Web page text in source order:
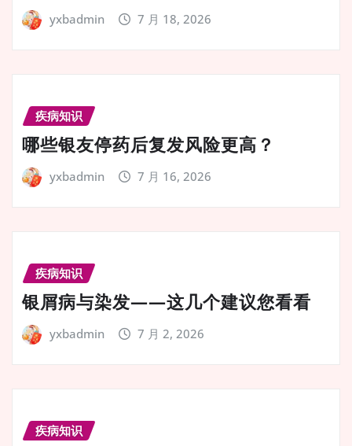
yxbadmin 7 月 18, 2026
疾病知识
哪些银友停药后复发风险更高？
yxbadmin 7 月 16, 2026
疾病知识
银屑病与染发——这几个建议您看看
yxbadmin 7 月 2, 2026
疾病知识